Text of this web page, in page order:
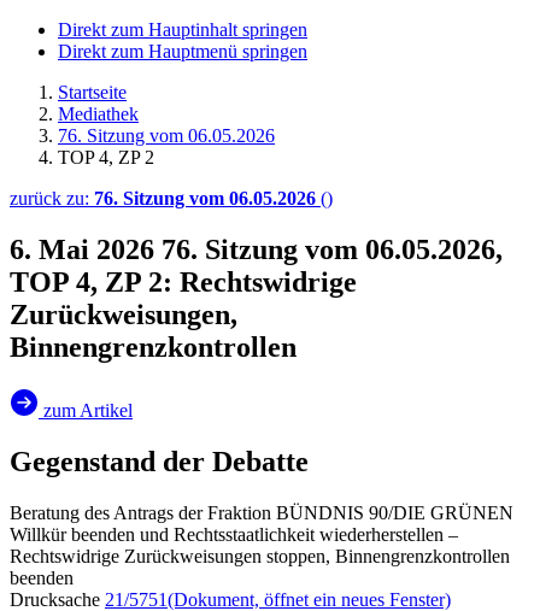
Direkt zum Hauptinhalt springen
Direkt zum Hauptmenü springen
Startseite
Mediathek
76. Sitzung vom 06.05.2026
TOP 4, ZP 2
zurück zu: 76. Sitzung vom 06.05.2026 ()
6. Mai 2026 76. Sitzung vom 06.05.2026,
TOP 4, ZP 2: Rechtswidrige
Zurückweisungen,
Binnengrenzkontrollen
zum Artikel
Gegenstand der Debatte
Beratung des Antrags der Fraktion BÜNDNIS 90/DIE GRÜNEN
Willkür beenden und Rechtsstaatlichkeit wiederherstellen –
Rechtswidrige Zurückweisungen stoppen, Binnengrenzkontrollen
beenden
Drucksache 21/5751(Dokument, öffnet ein neues Fenster)